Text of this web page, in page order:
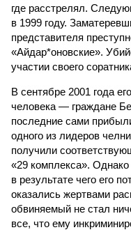
где расстрелял.
в 1999 году.
представителя
«Айдар*оновские».
участии своего
В сентябре 2001 года
человека — граждане
последние сами
одного из лидеров
получили
«29 комплекса».
в результате чего его
оказались жертвами
обвиняемый не стал
все, что ему